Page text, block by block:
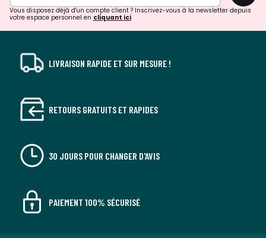
Vous disposez déjà d'un compte client ? Inscrivez-vous à la newsletter depuis
votre espace personnel en cliquant ici
LIVRAISON RAPIDE ET SUR MESURE !
RETOURS GRATUITS ET RAPIDES
30 JOURS POUR CHANGER D'AVIS
PAIEMENT 100% SÉCURISÉ